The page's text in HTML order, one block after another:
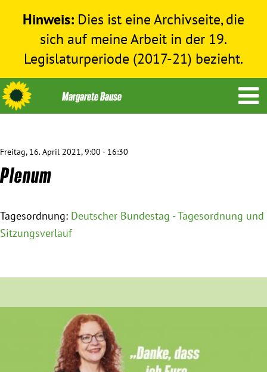
Hinweis: Dies ist eine Archivseite, die
sich auf meine Arbeit in der 19.
Legislaturperiode (2017-21) bezieht.
Themen
Humanitäre Hilfe
humanitäre Hilfe
Mein Abstimmungsverhalten
Freitag, 16. April 2021, 9:00 - 16:30
Plenum
Tagesordnung: Deutscher Bundestag - Tagesordnung und
Sitzungsverlauf